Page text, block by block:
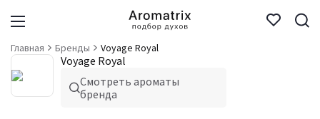
Главная Бренды Voyage Royal
Voyage Royal
Смотреть ароматы
бренда